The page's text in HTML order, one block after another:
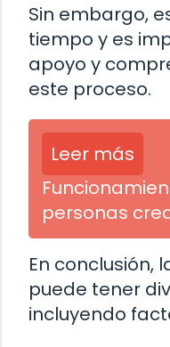
Sin embargo,
tiempo y es
apoyo y
este proceso.
Leer más
personas
En conclusión,
puede tener
incluyendo